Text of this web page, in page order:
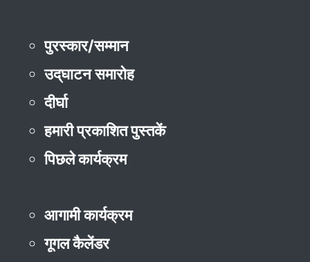
पुरस्कार/सम्मान
उद्‌घाटन समारोह
दीर्घा
हमारी प्रकाशित पुस्तकें
पिछले कार्यक्रम
आगामी कार्यक्रम
गूगल कैलेंडर